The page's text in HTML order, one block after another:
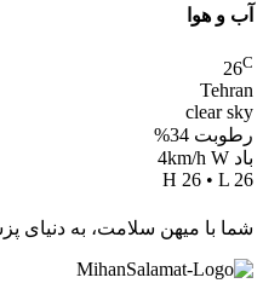
آب و هوا
26C
Tehran
clear sky
رطوبت 34%
باد 4km/h W
H 26 • L 26
شما با میهن سلامت، به دنیای